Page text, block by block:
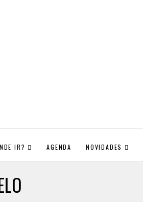
IR? AGENDA NOVIDADES